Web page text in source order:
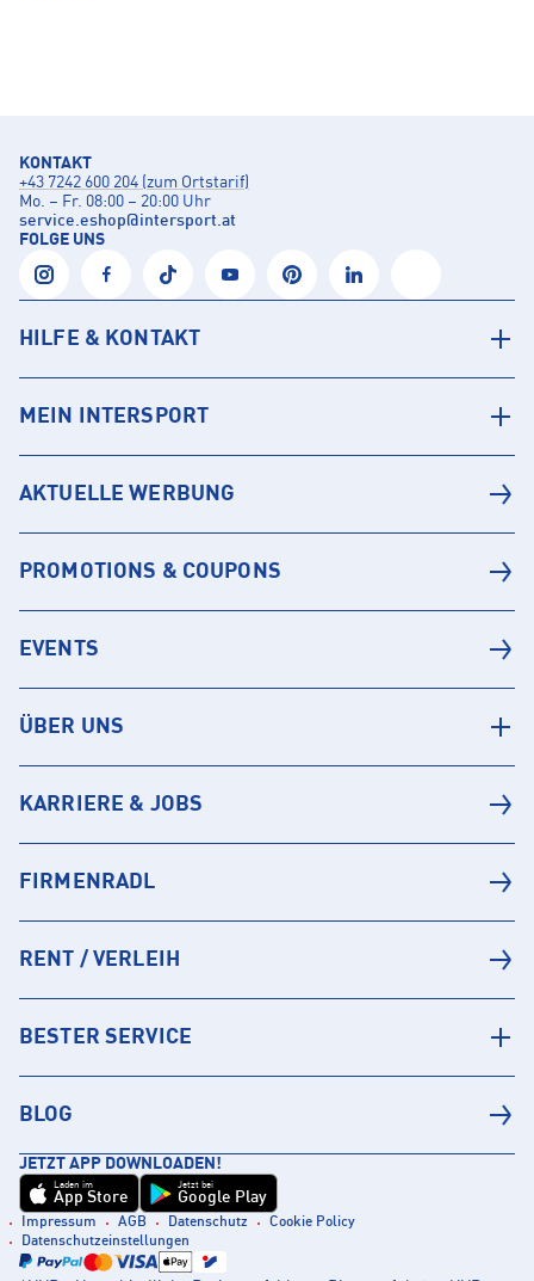
KONTAKT
+43 7242 600 204 (zum Ortstarif)
Mo. – Fr. 08:00 – 20:00 Uhr
service.eshop@intersport.at
FOLGE UNS
HILFE & KONTAKT
MEIN INTERSPORT
AKTUELLE WERBUNG
PROMOTIONS & COUPONS
EVENTS
ÜBER UNS
KARRIERE & JOBS
FIRMENRADL
RENT / VERLEIH
BESTER SERVICE
BLOG
JETZT APP DOWNLOADEN!
Laden im
App Store
Jetzt bei
Google Play
Impressum AGB Datenschutz
Cookie Policy
Datenschutzeinstellungen